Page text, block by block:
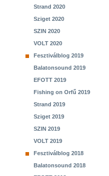
Strand 2020
Sziget 2020
SZIN 2020
VOLT 2020
Fesztiválblog 2019
Balatonsound 2019
EFOTT 2019
Fishing on Orfű 2019
Strand 2019
Sziget 2019
SZIN 2019
VOLT 2019
Fesztiválblog 2018
Balatonsound 2018